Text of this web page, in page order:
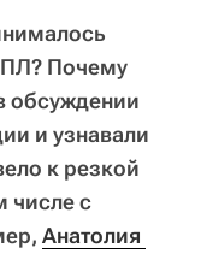
Почему
обсуждении
и узнавали
к резкой
числе с
Анатолия